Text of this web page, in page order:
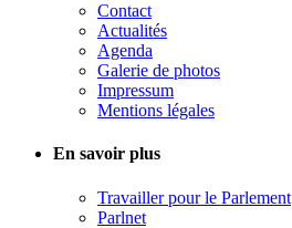
Contact
Actualités
Agenda
Galerie de photos
Impressum
Mentions légales
En savoir plus
Travailler pour le Parlement
Parlnet